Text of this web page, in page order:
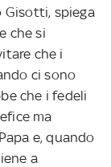
Gisotti, spiega
che si
che i
ci sono
che i fedeli
ma
e, quando
a